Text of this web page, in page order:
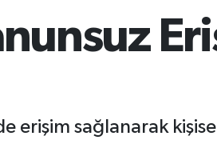
erişim sağlanarak